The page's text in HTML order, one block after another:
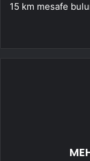
15 km mesafe